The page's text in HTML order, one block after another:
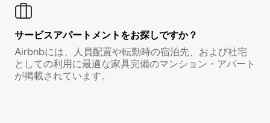
サービスアパートメントをお探しですか？
Airbnbには、人員配置や転勤時の宿泊先、および社宅
としての利用に最適な家具完備のマンション・アパート
が掲載されています。